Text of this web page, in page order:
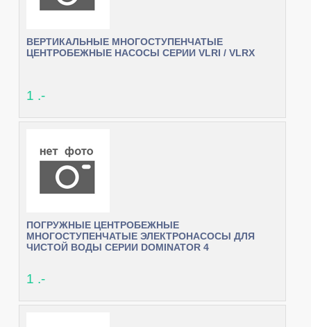
ВЕРТИКАЛЬНЫЕ МНОГОСТУПЕНЧАТЫЕ
ЦЕНТРОБЕЖНЫЕ НАСОСЫ СЕРИИ VLRI / VLRX
1 .-
ПОГРУЖНЫЕ ЦЕНТРОБЕЖНЫЕ
МНОГОСТУПЕНЧАТЫЕ ЭЛЕКТРОНАСОСЫ ДЛЯ
ЧИСТОЙ ВОДЫ СЕРИИ DOMINATOR 4
1 .-